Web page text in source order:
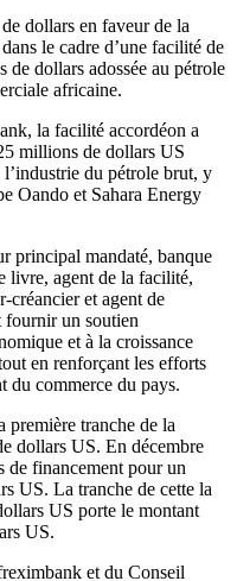
dollars en faveur de la
le cadre d’une facilité de
dollars adossée au pétrole
africaine.
la facilité accordéon a
millions de dollars US
l’industrie du pétrole brut, y
Oando et Sahara Energy
principal mandaté, banque
livre, agent de la facilité,
créancier et agent de
fournir un soutien
et à la croissance
en renforçant les efforts
du commerce du pays.
première tranche de la
dollars US. En décembre
de financement pour un
US. La tranche de cette la
US porte le montant
US.
et du Conseil